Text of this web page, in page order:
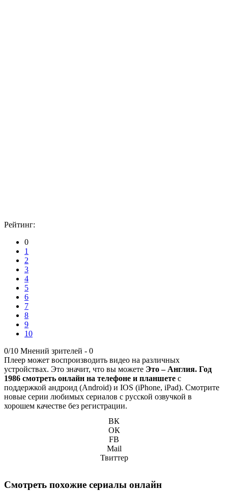
Рейтинг:
0
1
2
3
4
5
6
7
8
9
10
0/10 Мнений зрителей - 0
Плеер может воспроизводить видео на различных
устройствах. Это значит, что вы можете Это – Англия. Год
1986 смотреть онлайн на телефоне и планшете с
поддержкой андроид (Android) и IOS (iPhone, iPad). Смотрите
новые серии любимых сериалов с русской озвучкой в
хорошем качестве без регистрации.
ВК
ОК
FB
Mail
Твиттер
Смотреть похожие сериалы онлайн